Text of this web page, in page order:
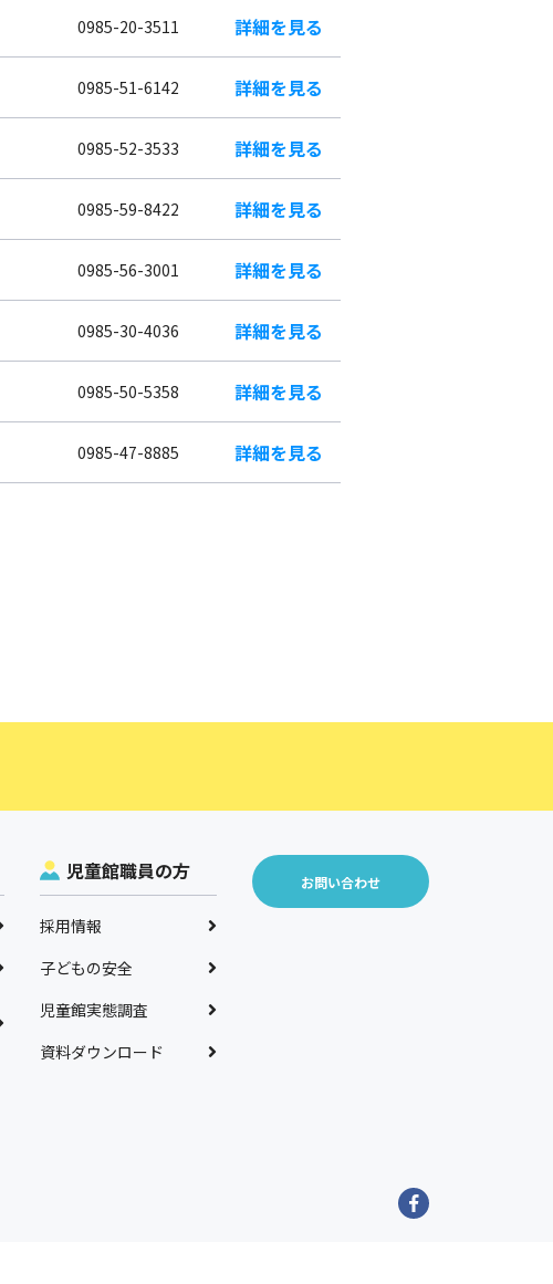
0985-20-3511 詳細を見る
0985-51-6142 詳細を見る
0985-52-3533 詳細を見る
0985-59-8422 詳細を見る
0985-56-3001 詳細を見る
0985-30-4036 詳細を見る
0985-50-5358 詳細を見る
0985-47-8885 詳細を見る
児童館職員の方
採用情報
子どもの安全
児童館実態調査
資料ダウンロード
お問い合わせ